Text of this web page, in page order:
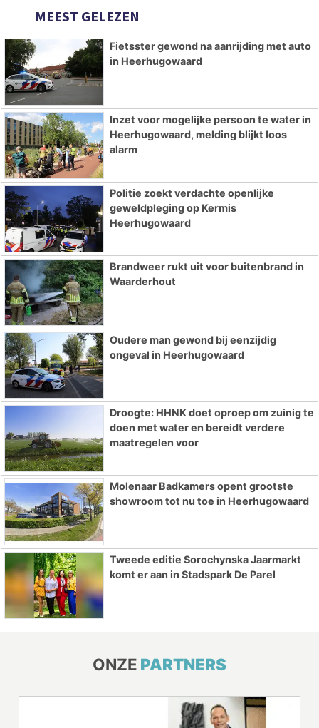
MEEST GELEZEN
Fietsster gewond na aanrijding met auto
in Heerhugowaard
Inzet voor mogelijke persoon te water in
Heerhugowaard, melding blijkt loos
alarm
Politie zoekt verdachte openlijke
geweldpleging op Kermis
Heerhugowaard
Brandweer rukt uit voor buitenbrand in
Waarderhout
Oudere man gewond bij eenzijdig
ongeval in Heerhugowaard
Droogte: HHNK doet oproep om zuinig te
doen met water en bereidt verdere
maatregelen voor
Molenaar Badkamers opent grootste
showroom tot nu toe in Heerhugowaard
Tweede editie Sorochynska Jaarmarkt
komt er aan in Stadspark De Parel
ONZE PARTNERS